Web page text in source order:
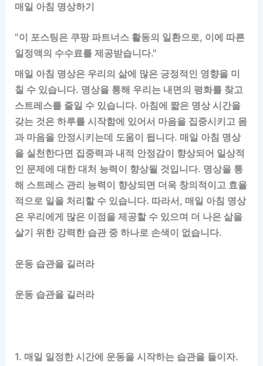
매일 아침 명상하기
"이 포스팅은 쿠팡 파트너스 활동의 일환으로, 이에 따른
일정액의 수수료를 제공받습니다."
매일 아침 명상은 우리의 삶에 많은 긍정적인 영향을 미
칠 수 있습니다. 명상을 통해 우리는 내면의 평화를 찾고
스트레스를 줄일 수 있습니다. 아침에 짧은 명상 시간을
갖는 것은 하루를 시작함에 있어서 마음을 집중시키고 몸
과 마음을 안정시키는데 도움이 됩니다. 매일 아침 명상
을 실천한다면 집중력과 내적 안정감이 향상되어 일상적
인 문제에 대한 대처 능력이 향상될 것입니다. 명상을 통
해 스트레스 관리 능력이 향상되면 더욱 창의적이고 효율
적으로 일을 처리할 수 있습니다. 따라서, 매일 아침 명상
은 우리에게 많은 이점을 제공할 수 있으며 더 나은 삶을
살기 위한 강력한 습관 중 하나로 손색이 없습니다.
운동 습관을 길러라
운동 습관을 길러라
1. 매일 일정한 시간에 운동을 시작하는 습관을 들이자.